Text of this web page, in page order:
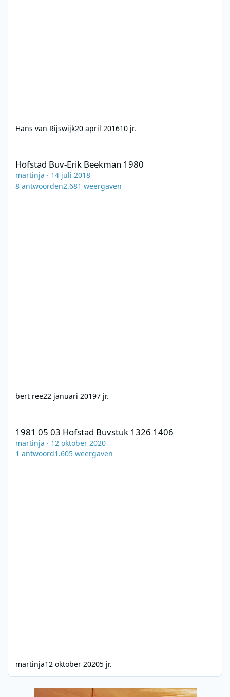
Hans van Rijswijk20 april 201610 jr.
Hofstad Buv-Erik Beekman 1980
martinja · 14 juli 2018
8 antwoorden2.681 weergaven
bert ree22 januari 20197 jr.
1981 05 03 Hofstad Buvstuk 1326 1406
martinja · 12 oktober 2020
1 antwoord1.605 weergaven
martinja12 oktober 20205 jr.